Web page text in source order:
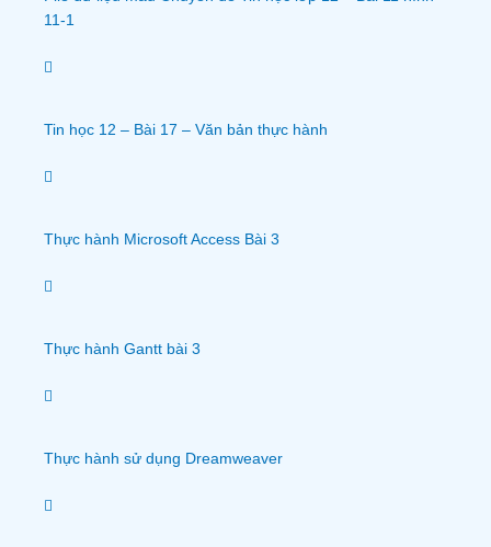
11-1
Tin học 12 – Bài 17 – Văn bản thực hành
Thực hành Microsoft Access Bài 3
Thực hành Gantt bài 3
Thực hành sử dụng Dreamweaver